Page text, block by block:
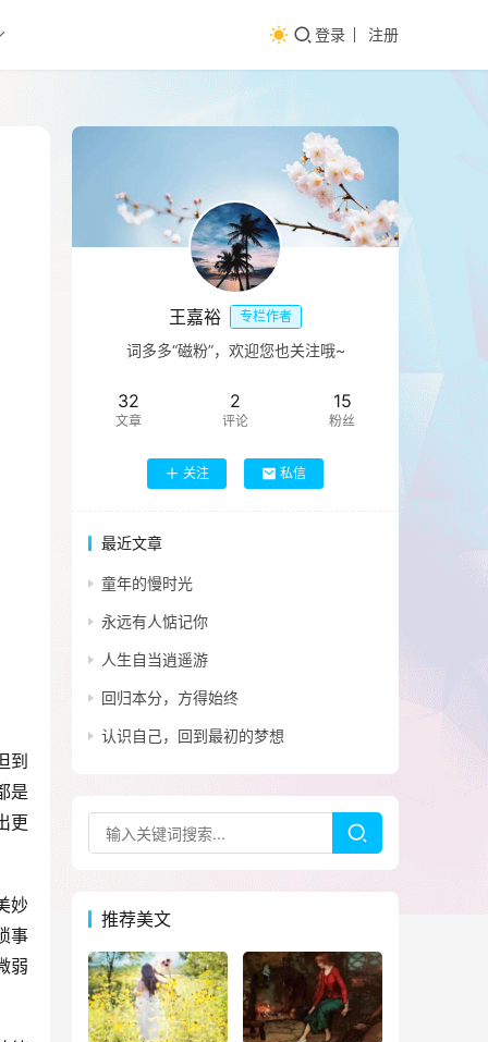
登录 注册
到
是
更
妙
事
弱
王嘉裕 专栏作者
词多多“磁粉”，欢迎您也关注哦~
32
文章
2
评论
15
粉丝
关注 私信
最近文章
童年的慢时光
永远有人惦记你
人生自当逍遥游
回归本分，方得始终
认识自己，回到最初的梦想
推荐美文